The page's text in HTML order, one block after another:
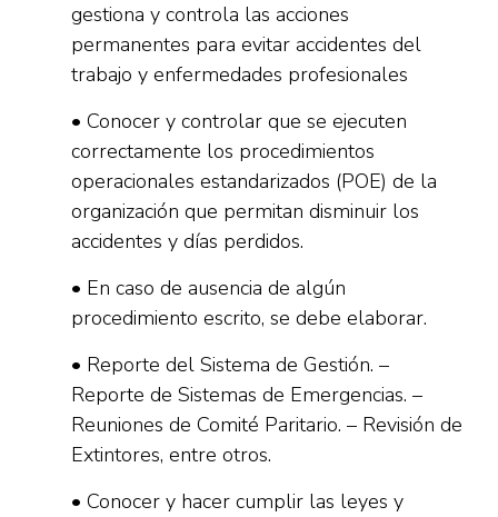
gestiona y controla las acciones
permanentes para evitar accidentes del
trabajo y enfermedades profesionales
• Conocer y controlar que se ejecuten
correctamente los procedimientos
operacionales estandarizados (POE) de la
organización que permitan disminuir los
accidentes y días perdidos.
• En caso de ausencia de algún
procedimiento escrito, se debe elaborar.
• Reporte del Sistema de Gestión. –
Reporte de Sistemas de Emergencias. –
Reuniones de Comité Paritario. – Revisión de
Extintores, entre otros.
• Conocer y hacer cumplir las leyes y